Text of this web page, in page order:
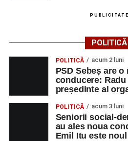
PUBLICITATE
POLITICĂ
POLITICĂ acum 2 luni
PSD Sebeș are
conducere:
președinte al
POLITICĂ acum 3 luni
Seniorii social-
au ales noua
Emil Itu este